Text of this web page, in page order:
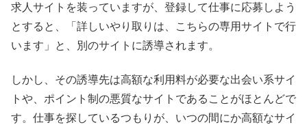
求人サイトを装っていますが、登録して仕事に応募しよう
とすると、「詳しいやり取りは、こちらの専用サイトで行
います」と、別のサイトに誘導されます。
しかし、その誘導先は高額な利用料が必要な出会い系サイ
トや、ポイント制の悪質なサイトであることがほとんどで
す。仕事を探しているつもりが、いつの間にか高額なサイ